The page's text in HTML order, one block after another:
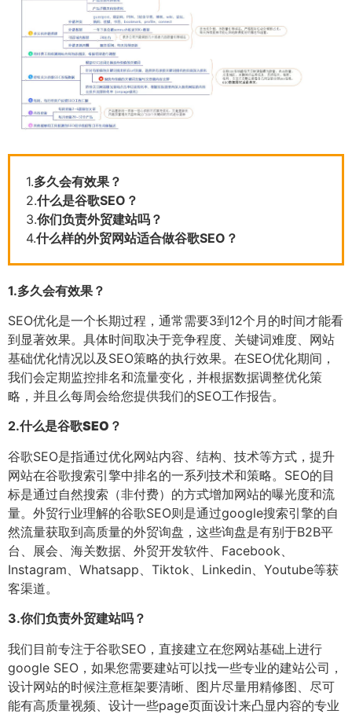
1.多久会有效果？
2.什么是谷歌SEO？
3.你们负责外贸建站吗？
4.什么样的外贸网站适合做谷歌SEO？
1.多久会有效果？
SEO优化是一个长期过程，通常需要3到12个月的时间才能看
到显著效果。具体时间取决于竞争程度、关键词难度、网站
基础优化情况以及SEO策略的执行效果。在SEO优化期间，
我们会定期监控排名和流量变化，并根据数据调整优化策
略，并且么每周会给您提供我们的SEO工作报告。
2.什么是谷歌SEO？
谷歌SEO是指通过优化网站内容、结构、技术等方式，提升
网站在谷歌搜索引擎中排名的一系列技术和策略。SEO的目
标是通过自然搜索（非付费）的方式增加网站的曝光度和流
量。外贸行业理解的谷歌SEO则是通过google搜索引擎的自
然流量获取到高质量的外贸询盘，这些询盘是有别于B2B平
台、展会、海关数据、外贸开发软件、Facebook、
Instagram、Whatsapp、Tiktok、Linkedin、Youtube等获
客渠道。
3.你们负责外贸建站吗？
我们目前专注于谷歌SEO，直接建立在您网站基础上进行
google SEO，如果您需要建站可以找一些专业的建站公司，
设计网站的时候注意框架要清晰、图片尽量用精修图、尽可
能有高质量视频、设计一些page页面设计来凸显内容的专业